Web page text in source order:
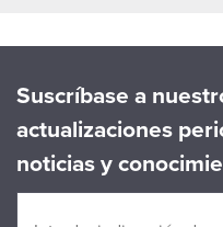
Suscríbase a
actualizaciones
noticias y